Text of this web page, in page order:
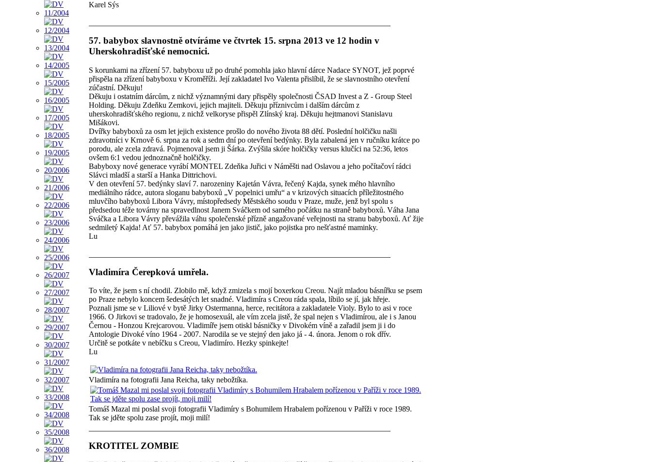
Karel Sýs
57. babybox slavnostně otvíráme ve čtvrtek 15. srpna 2013 ve 12 hodin v
Uherskohradišťské nemocnici.
S korunkami na zřízení 57. babyboxu už po druhé pomohla jako hlavní dárce Nadace SYNOT, jež poprvé
přispěla na zřízení babyboxu v Kroměříži. Její zakladatel Ivo Valenta přislíbil, že se slavnostního otevření
zúčastní. Děkuju!
Děkuju i ostatním dárcům, z nichž významnými dary přispěly společnosti ČSAD Invest a Z - Group Steel
Holding. Děkuju Zdeňku Zemkovi, jejich majiteli. Děkuju příznivcům i dalším dárcům z
uherskohradišťského regionu, z nichž velkoryse přispěl Zlínský kraj. Děkuju hejtmanovi Stanislavu
Mišákovi.
Dvířky babyboxů za osm let jejich existence prošlo do nového života 88 dětí. Poslední holčičku našli
zdravotníci v Krnově 6. srpna za rok a sedm dní po otevření bedýnky. Byla zabalená jen v ručníku krátce po
porodu, ale zcela zdravá. Pojmenoval jsem ji Šárka. Zvýšila skóre holčičky versus klučíci na 52:36, letos
ovšem 6:1 vedou jednoznačně holčičky.
Babyboxy nové generace vyrábí MONTEL Zdeňka Juřici v Náměšti nad Oslavou a jeho počítačoví rádci
Slávci mladší a starší a Hanka Dittrichovi.
V den otevření 57. bedýnky slaví 7. narozeniny Kajetán Vávra, řečený Kajda, synek mého hlavního
mediálního rádce, autora sloganu babyboxů „V popelnici umřu“ a v krizových situacích příležitostného
mluvčího babyboxů Libora Vávry, místopředsedy Městského soudu v Praze, muže, jenž byl spolu s
předsedou téže továrny na spravedlnost Janem Sváčkem od samého počátku na straně babyboxů. Váha Jana
Sváčka a Libora Vávry převážila váhu společenské přízně angažované veřejnosti na stranu babyboxů. Ať žije
sedmiletý Kajda! Ať 57. babybox pomáhá jen jako jistič, jako pojistka pro nešťastné maminky.
Lu
Vladimíra Čerepková umřela.
To víte, že jsem s ní chodil. Zlobilo mě, když zmizela s mojí boxerkou Creou. Najít mladou básnířku se psem
po Praze nebylo koncem šedesátých let snadné. Vladimíra s Creou ráda spala, líbilo se jí, jak hřeje.
Poznali jsme se v Liliové v bytě Jirky Ostermanna, herce, recitátora a zakladatele Violy. Bylo to asi v roce
1966. O Jirkovi se tradovalo, že je homosexuál, ale vím zcela jistě, že spal nejen s Vladimírou, ale i s Janou
Černou - Honzou Krejcarovou. Vladimíře jsem otiskl básničky v Divokém víně a zařadil jsem ji i do
Antologie Divoké víno 1964 - 2007. Narodila se ve stejný den jako já - 4. února. Jenom o rok dřív.
Určitě se potkáte v nebíčku s Creou, Vladimíro. Hezky spinkejte!
Lu
Vladimíra na fotografii Jana Reicha, taky nebožtíka.
Tomáš Mazal mi poslal svoji fotografii Vladimíry s Bohumilem Hrabalem pořízenou v Paříži v roce 1989.
Tak se jděte spolu zase projít, moji milí!
KROTITEL ZOMBIE